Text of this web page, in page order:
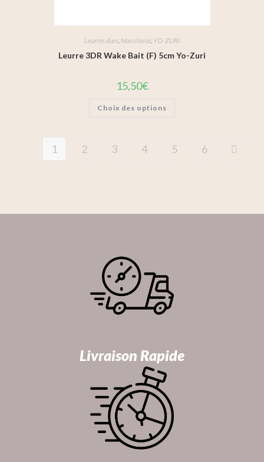
Leurres durs Non classé YO-ZURI
Leurre 3DR Wake Bait (F) 5cm Yo-Zuri
15,50€
Choix des options
1 2 3 4 5 6
Livraison Rapide